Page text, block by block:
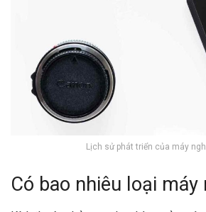
Lịch sử phát triển của máy
Có bao nhiêu loại máy